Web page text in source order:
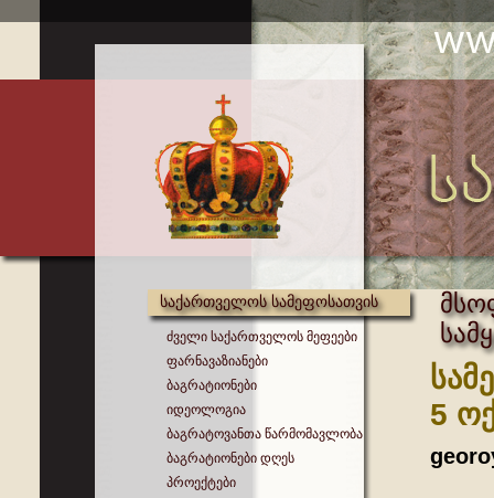
საქართველოს სამეფოსათვის
ძველი საქართველოს მეფეები
ფარნავაზიანები
ბაგრატიონები
იდეოლოგია
ბაგრატოვანთა წარმომავლობა
ბაგრატიონები დღეს
პროექტები
5